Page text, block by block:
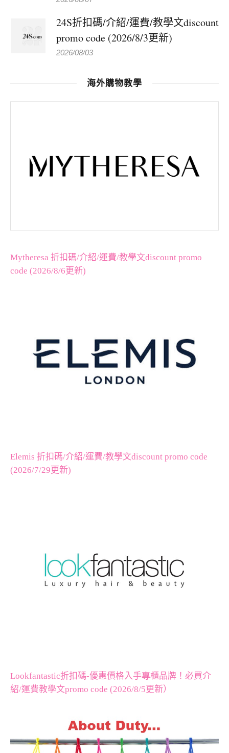
24S折扣碼/介紹/運費/教學文discount
promo code (2026/8/3更新)
2026/08/03
海外購物教學
Mytheresa 折扣碼/介紹/運費/教學文discount promo
code (2026/8/6更新)
Elemis 折扣碼/介紹/運費/教學文discount promo code
(2026/7/29更新)
Lookfantastic折扣碼-優惠價格入手專櫃品牌！必買介
紹/運費教學文promo code (2026/8/5更新）